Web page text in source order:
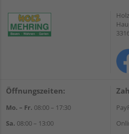
Öffnungszeiten:
Mo. – Fr. 08:00 – 17:30
Sa. 08:00 – 13:00